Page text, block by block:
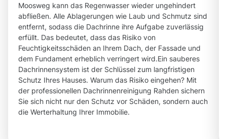
Moosweg kann das Regenwasser wieder ungehindert
abfließen. Alle Ablagerungen wie Laub und Schmutz sind
entfernt, sodass die Dachrinne ihre Aufgabe zuverlässig
erfüllt. Das bedeutet, dass das Risiko von
Feuchtigkeitsschäden an Ihrem Dach, der Fassade und
dem Fundament erheblich verringert wird.Ein sauberes
Dachrinnensystem ist der Schlüssel zum langfristigen
Schutz Ihres Hauses. Warum das Risiko eingehen? Mit
der professionellen Dachrinnenreinigung Rahden sichern
Sie sich nicht nur den Schutz vor Schäden, sondern auch
die Werterhaltung Ihrer Immobilie.